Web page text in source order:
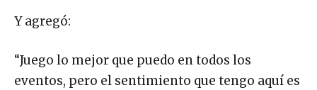
Y agregó:
“Juego lo mejor que puedo en todos los
eventos, pero el sentimiento que tengo aquí es